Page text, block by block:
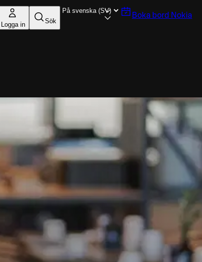
Logga in Sök
Boka bord Nokia